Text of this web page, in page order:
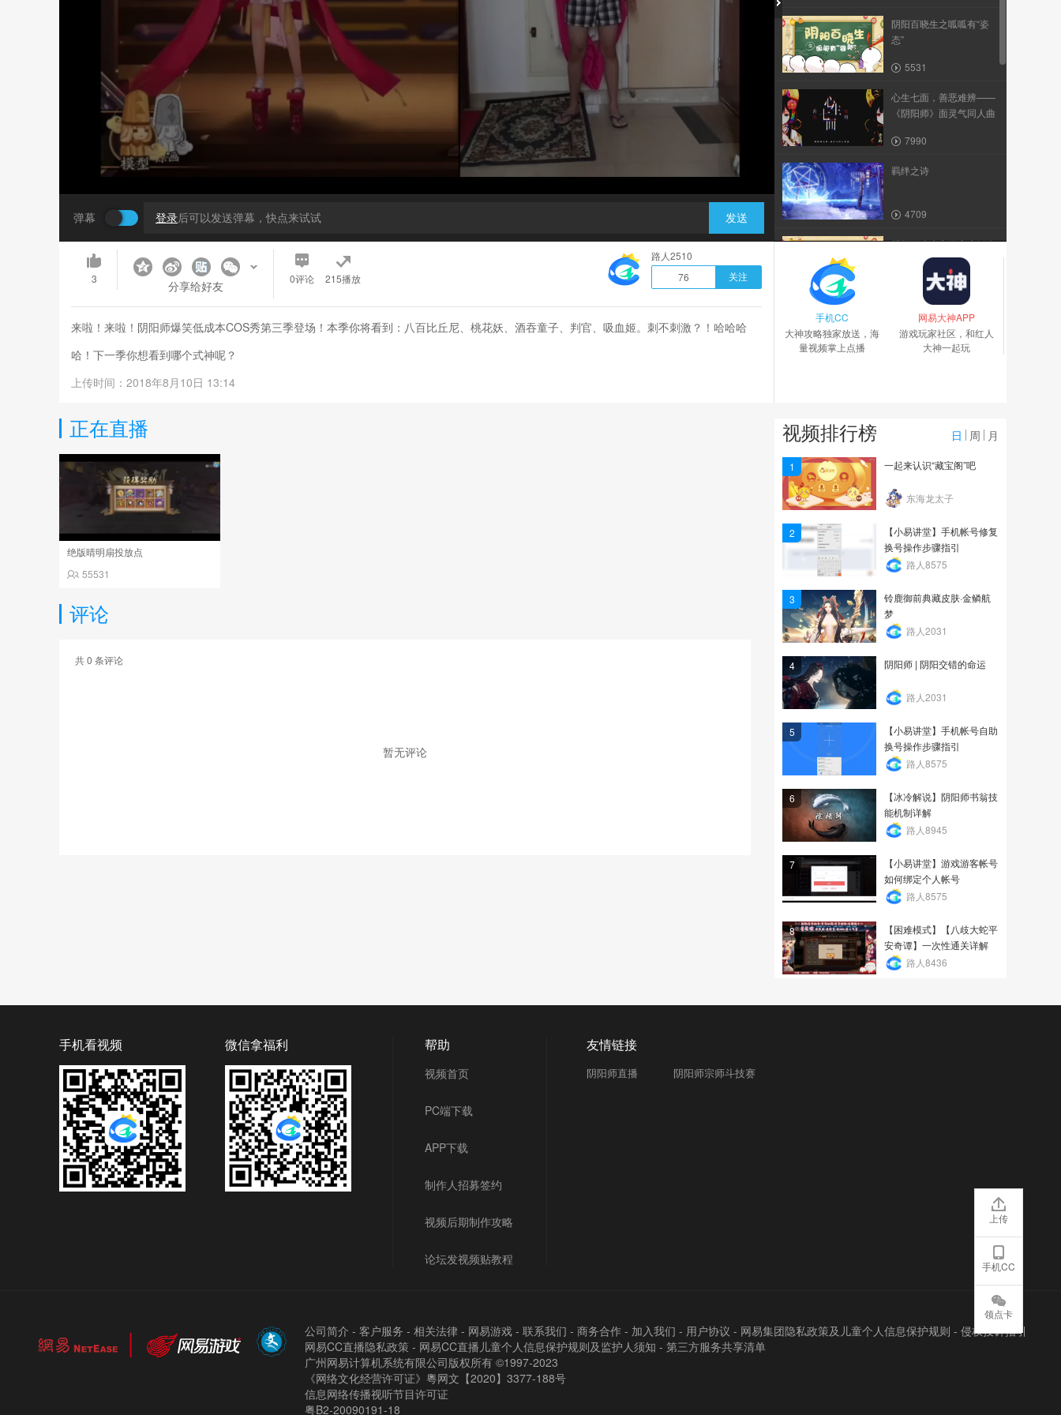
弹幕 登录后可以发送弹幕，快点来试试 发送
阴阳百晓生之呱呱有“姿
态”
5531
心生七面，善恶难辨——
《阴阳师》面灵气同人曲
7990
羁绊之诗
4709
阴阳百晓生之百变小纸人
5479
面灵气恋爱循环
【寮间飱宴】又是一年樱
22.0万
3 分享给好友 0评论 215播放
路人2510
76
关注
来啦！来啦！阴阳师爆笑低成本COS秀第三季登场！本季你将看到：八百比丘尼、桃花妖、酒吞童子、判官、吸血姬。刺不刺激？！哈哈哈
哈！下一季你想看到哪个式神呢？
上传时间：2018年8月10日 13:14
手机CC
大神攻略独家放送，海
量视频掌上点播
网易大神APP
游戏玩家社区，和红人
大神一起玩
正在直播
绝版晴明扇投放点
55531
评论
共0 条评论
暂无评论
视频排行榜 日 周 月
1 一起来认识“藏宝阁”吧
东海龙太子
2
【小易讲堂】手机帐号修复
换号操作步骤指引
路人8575
3
铃鹿御前典藏皮肤·金鳞航
梦
路人2031
4 阴阳师 | 阴阳交错的命运
路人2031
5
【小易讲堂】手机帐号自助
换号操作步骤指引
路人8575
6
【冰冷解说】阴阳师书翁技
能机制详解
路人8945
7
【小易讲堂】游戏游客帐号
如何绑定个人帐号
路人8575
8
【困难模式】【八歧大蛇平
安奇谭】一次性通关详解
路人8436
手机看视频 微信拿福利 帮助
视频首页
PC端下载
APP下载
制作人招募签约
视频后期制作攻略
论坛发视频贴教程
友情链接
阴阳师直播 阴阳师宗师斗技赛
公司简介 - 客户服务 - 相关法律 - 网易游戏 - 联系我们 - 商务合作 - 加入我们 - 用户协议 - 网易集团隐私政策及儿童个人信息保护规则 - 侵权投诉指引
网易CC直播隐私政策 - 网易CC直播儿童个人信息保护规则及监护人须知 - 第三方服务共享清单
广州网易计算机系统有限公司版权所有 ©1997-2023
《网络文化经营许可证》粵网文【2020】3377-188号
信息网络传播视听节目许可证
粤B2-20090191-18
上传
手机CC
领点卡